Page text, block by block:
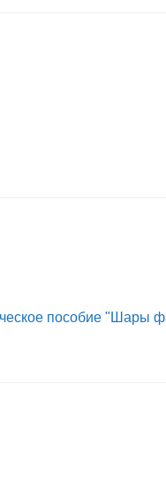
пособие "Шары